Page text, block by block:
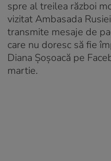
spre al treilea război
vizitat Ambasada
transmite mesaje de
care nu doresc să fie
Diana Șoșoacă pe
martie.